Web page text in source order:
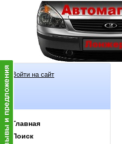
Войти на сайт
Главная
Поиск